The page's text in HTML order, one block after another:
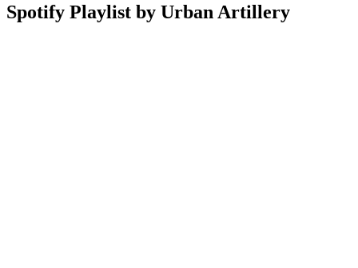
Spotify Playlist by Urban Artillery